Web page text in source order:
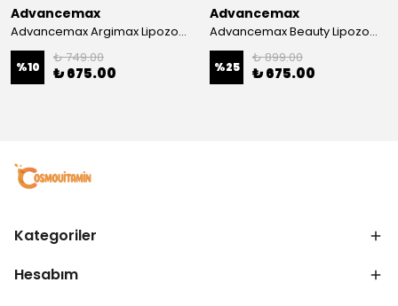
Advancemax
Advancemax Argimax Lipozomal Sıvı 150 ml 8684375607587
%10
₺ 749.00
₺ 675.00
Advancemax
Advancemax Beauty Lipozomal Hyalüronik Asit Keratin Biotin Zn 30 Kapsül 8684375607556
%25
₺ 899.00
₺ 675.00
Kategoriler
Hesabım